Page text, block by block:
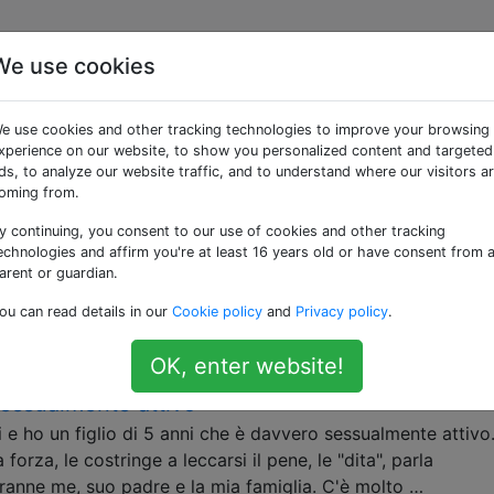
«sexual-consent»
il nostro 15enne vuole fare sesso con la sua
il nostro adolescente e ho catturato la sua ragazza con i
cosa intendessero fare. Ora afferma di non avere
un'occhiata". Tuttavia, sappiamo tutti dove conduce
Non sono davvero …
attivo
e ho un figlio di 5 anni che è davvero sessualmente
forza, le costringe a leccarsi il pene, le "dita", parla
me, suo padre e la mia famiglia. C'è molto …
use cookies
use cookies and other tracking technologies to improve your browsing
on our website, to show you personalized content and targeted
to analyze our website traffic, and to understand where our visitors
from.
continuing, you consent to our use of cookies and other tracking
and affirm you're at least 16 years old or have consent from a
or guardian.
can read details in our Cookie policy and Privacy policy.
OK, enter website!